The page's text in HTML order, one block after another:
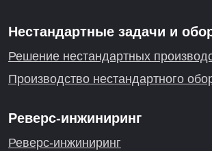
Нестандартные задачи и
Решение нестандартных
Производство нестандартного
Реверс-инжиниринг
Реверс-инжиниринг